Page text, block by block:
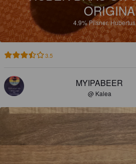
4.9%Pilsner.
3.5
MYIPABEER
@ Kalea